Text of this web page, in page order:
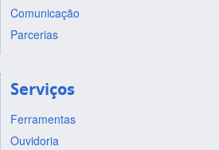
Comunicação
Parcerias
Serviços
Ferramentas
Ouvidoria